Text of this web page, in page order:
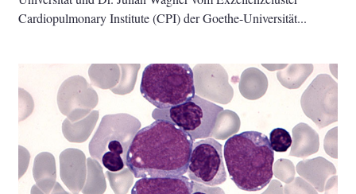
Cardiopulmonary Institute (CPI) der Goethe-Universität